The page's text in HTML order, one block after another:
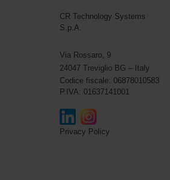
CR Technology SystemsCR Technology Systems
S.p.A.
Via Rossaro, 9
24047 Treviglio BG – Italy
Codice fiscale: 06878010583
P.IVA: 01637141001
Privacy Policy